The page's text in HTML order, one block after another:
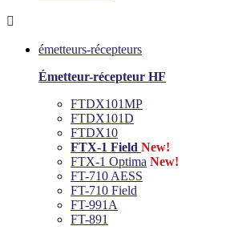

émetteurs-récepteurs
Émetteur-récepteur HF
FTDX101MP
FTDX101D
FTDX10
FTX-1 Field New!
FTX-1 Optima New!
FT-710 AESS
FT-710 Field
FT-991A
FT-891